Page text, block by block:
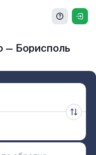
— Борисполь